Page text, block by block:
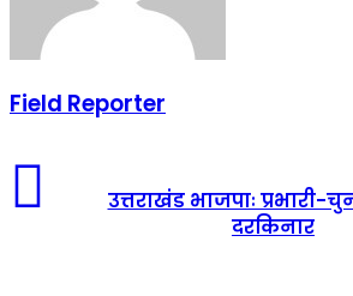
Field Reporter
प्रभारी-
उत्तराखंड भाजपाः प्रभारी-
दरकिनार